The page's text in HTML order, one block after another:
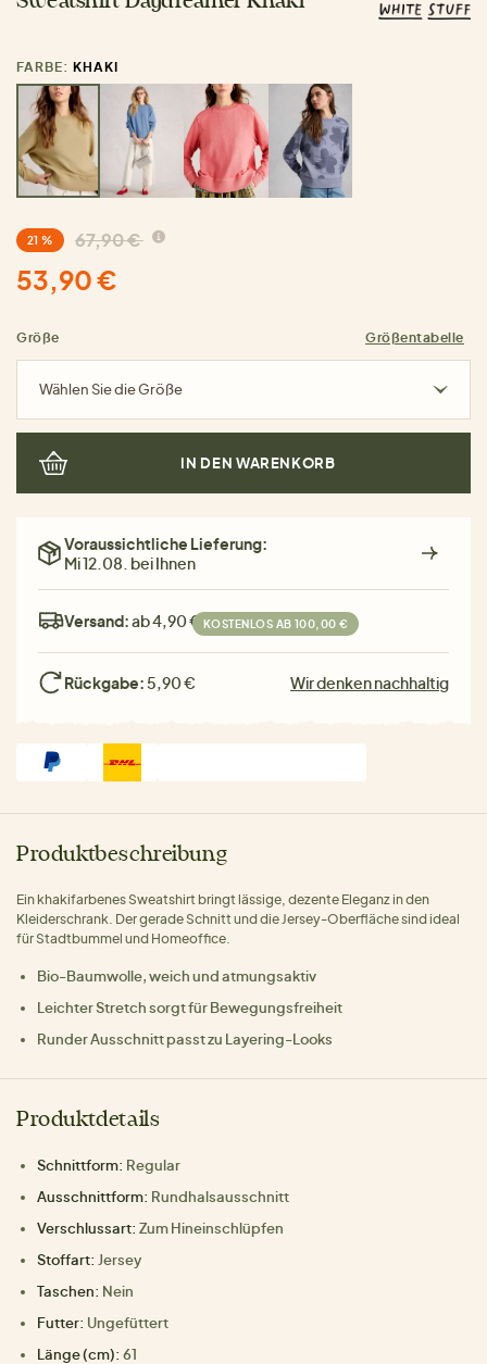
FARBE: KHAKI
21 % 67,90 €
53,90 €
Größe Größentabelle
Wählen Sie die Größe
IN DEN WARENKORB
Voraussichtliche Lieferung:
Mi 12.08. bei Ihnen
Versand:ab 4,90 € KOSTENLOS AB 100,00 €
Rückgabe: 5,90 € Wir denken nachhaltig
Produktbeschreibung
Ein khakifarbenes Sweatshirt bringt lässige, dezente Eleganz in den
Kleiderschrank. Der gerade Schnitt und die Jersey-Oberfläche sind ideal
für Stadtbummel und Homeoffice.
Bio-Baumwolle, weich und atmungsaktiv
Leichter Stretch sorgt für Bewegungsfreiheit
Runder Ausschnitt passt zu Layering-Looks
Produktdetails
Schnittform: Regular
Ausschnittform: Rundhalsausschnitt
Verschlussart: Zum Hineinschlüpfen
Stoffart: Jersey
Taschen: Nein
Futter: Ungefüttert
Länge (cm): 61